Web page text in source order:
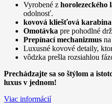
Vyrobené z horolezeckého
odolnosť.
kovová kliešťová karabina
Omotávka pre pohodlné
Prepínací mechanizmus
Luxusné kovové detaily,
vôdzka prešla rozsiahlou
Prechádzajte sa so štýlom a
luxus v jednom!
Viac informácií